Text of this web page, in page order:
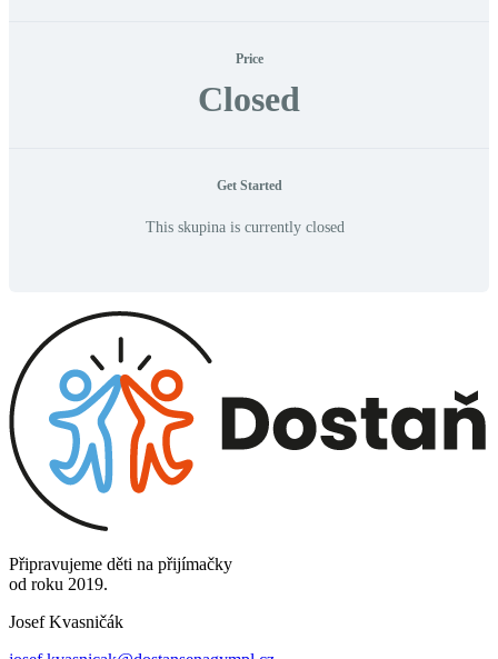
Price
Closed
Get Started
This skupina is currently closed
Připravujeme děti na přijímačky
od roku 2019.
Josef Kvasničák